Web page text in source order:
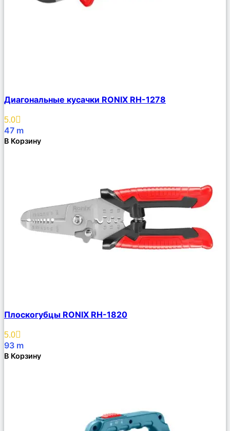
Описание
Избранное
Диагональные кусачки RONIX RH-1278
5.0
47 m
В Корзину
Описание
Избранное
Плоскогубцы RONIX RH-1820
5.0
93 m
В Корзину